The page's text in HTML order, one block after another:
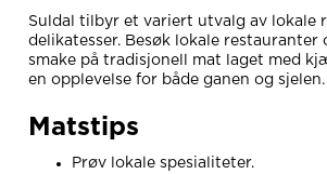
Suldal tilbyr et variert utvalg av lokale
delikatesser. Besøk lokale restauranter
smake på tradisjonell mat laget med
en opplevelse for både ganen og sjelen.
Matstips
Prøv lokale spesialiteter.